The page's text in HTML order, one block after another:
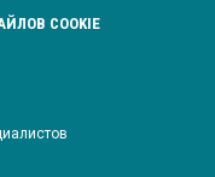
COOKIE